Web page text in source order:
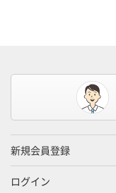
新規会員登録
ログイン